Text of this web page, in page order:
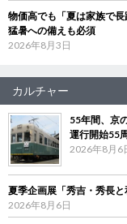
物価高でも「夏は家族で
猛暑への備えも必須
2026年8月3日
カルチャー
55年間、京
運行開始55
2026年8月6
夏季企画展「秀吉・秀長
2026年8月6日